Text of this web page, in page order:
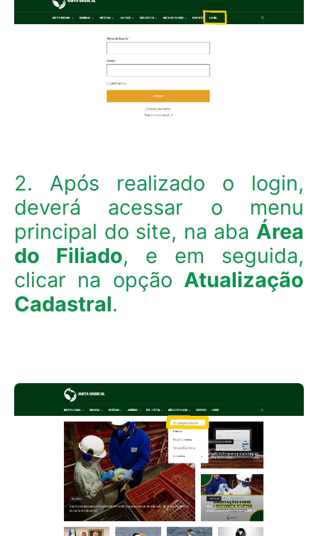
2. Após realizado o login,
deverá acessar o menu
principal do site, na aba Área
do Filiado, e em seguida,
clicar na opção Atualização
Cadastral.